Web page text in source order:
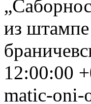
из
12:00:00
matic-oni-